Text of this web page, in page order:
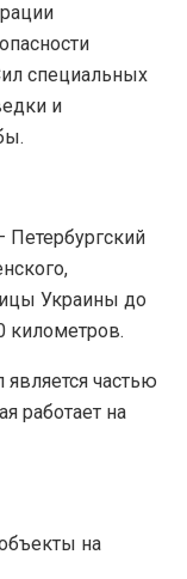
специальных
и
Украины до
километров.
является частью
работает на
на